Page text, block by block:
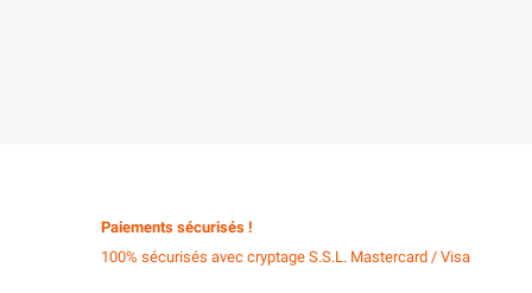
Paiements sécurisés !
100% sécurisés avec cryptage S.S.L. Mastercard / Visa